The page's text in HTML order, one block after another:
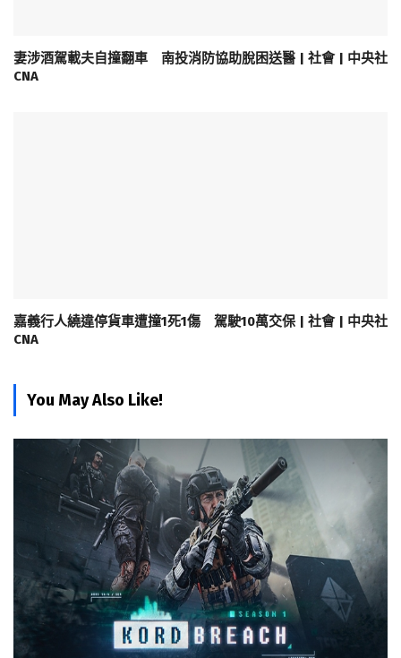
妻涉酒駕載夫自撞翻車 南投消防協助脫困送醫 | 社會 | 中央社
CNA
嘉義行人繞違停貨車遭撞1死1傷 駕駛10萬交保 | 社會 | 中央社
CNA
You May Also Like!